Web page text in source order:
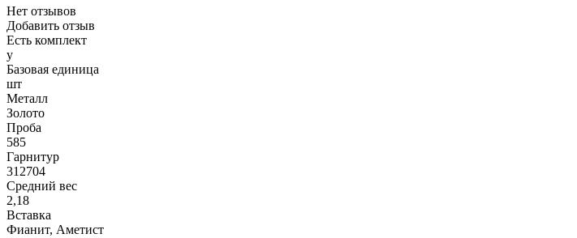
Нет отзывов
Добавить отзыв
Есть комплект
y
Базовая единица
шт
Металл
Золото
Проба
585
Гарнитур
312704
Средний вес
2,18
Вставка
Фианит, Аметист